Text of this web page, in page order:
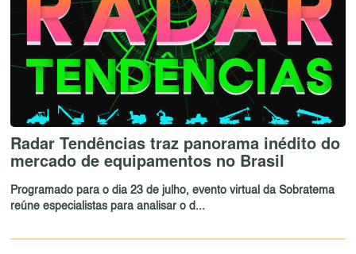
Radar Tendências traz panorama inédito do
mercado de equipamentos no Brasil
Programado para o dia 23 de julho, evento virtual da Sobratema
reúne especialistas para analisar o d...